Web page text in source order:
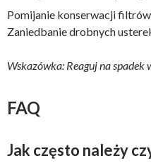
Pomijanie konserwacji
Zaniedbanie drobnych
Wskazówka: Reaguj na spadek
FAQ
Jak często należy